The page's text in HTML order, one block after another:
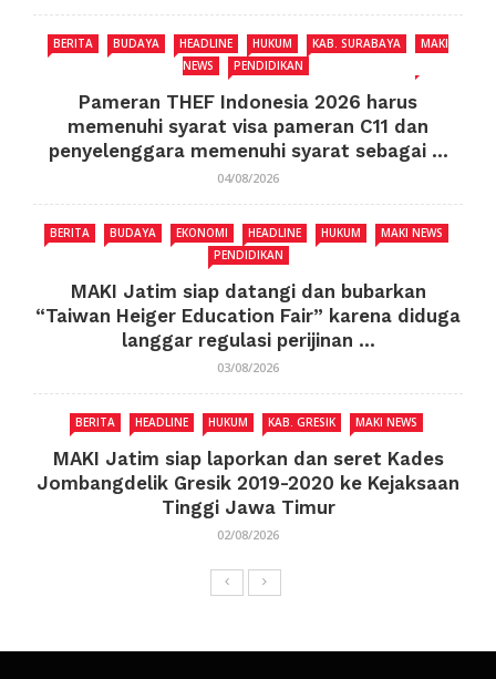
BERITA BUDAYA HEADLINE HUKUM KAB. SURABAYA
MAKI
NEWS
PENDIDIKAN
Pameran THEF Indonesia 2026 harus
memenuhi syarat visa pameran C11 dan
penyelenggara memenuhi syarat sebagai ...
04/08/2026
BERITA BUDAYA EKONOMI HEADLINE HUKUM
MAKI NEWS
PENDIDIKAN
MAKI Jatim siap datangi dan bubarkan
“Taiwan Heiger Education Fair” karena diduga
langgar regulasi perijinan ...
03/08/2026
BERITA HEADLINE HUKUM KAB. GRESIK MAKI NEWS
MAKI Jatim siap laporkan dan seret Kades
Jombangdelik Gresik 2019-2020 ke Kejaksaan
Tinggi Jawa Timur
02/08/2026